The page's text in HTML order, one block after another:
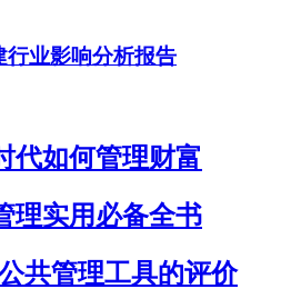
行业影响分析报告
代如何管理财富
理实用必备全书
共管理工具的评价